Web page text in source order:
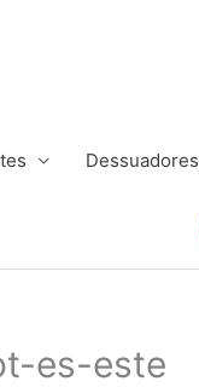
Dessuadores
es-este